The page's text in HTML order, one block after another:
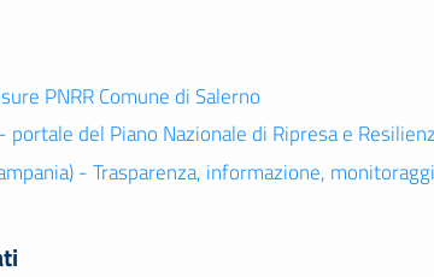
PNRR Comune di Salerno
portale del Piano Nazionale di Ripresa e
- Trasparenza, informazione,